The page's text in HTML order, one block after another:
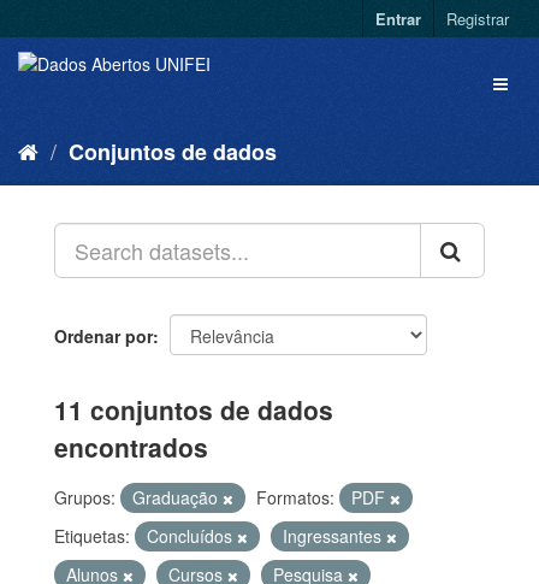
Entrar Registrar
Conjuntos de dados
Ordenar por
11 conjuntos de dados
encontrados
Grupos: Graduação Formatos:
PDF
Etiquetas:
Concluídos
Ingressantes
Alunos
Cursos
Pesquisa